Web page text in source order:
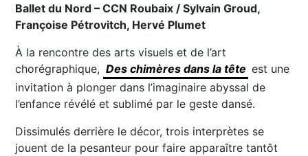
Ballet du Nord – CCN Roubaix / Sylvain Groud,
Françoise Pétrovitch, Hervé Plumet
À la rencontre des arts visuels et de l’art
chorégraphique, Des chimères dans la tête est une
invitation à plonger dans l’imaginaire abyssal de
l’enfance révélé et sublimé par le geste dansé.
Dissimulés derrière le décor, trois interprètes se
jouent de la pesanteur pour faire apparaître tantôt